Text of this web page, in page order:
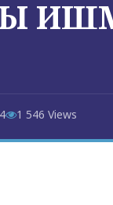
1 546 Views